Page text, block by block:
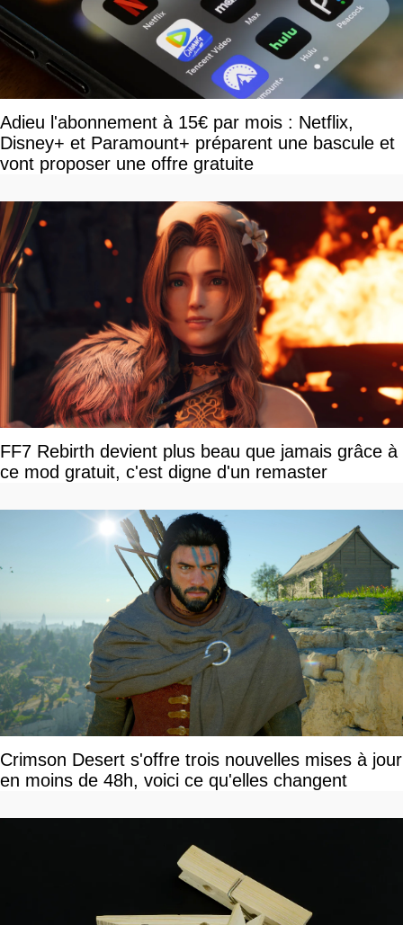
Adieu l'abonnement à 15€ par mois : Netflix,
Disney+ et Paramount+ préparent une bascule et
vont proposer une offre gratuite
FF7 Rebirth devient plus beau que jamais grâce à
ce mod gratuit, c'est digne d'un remaster
Crimson Desert s'offre trois nouvelles mises à jour
en moins de 48h, voici ce qu'elles changent